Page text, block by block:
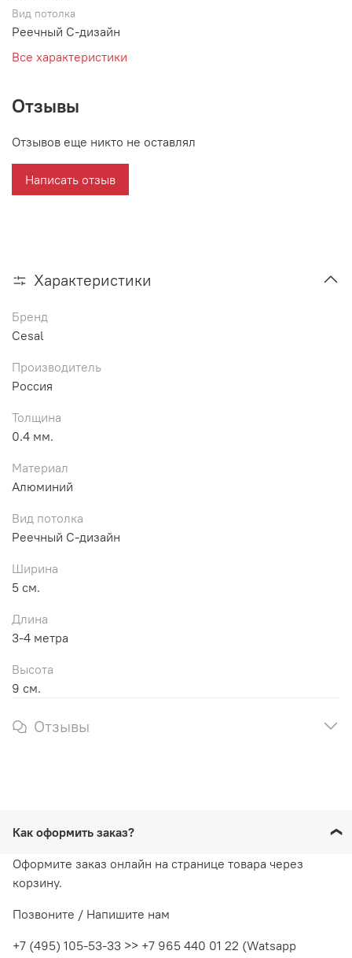
Вид потолка
Реечный С-дизайн
Все характеристики
Отзывы
Отзывов еще никто не оставлял
Написать отзыв
Характеристики
Бренд
Cesal
Производитель
Россия
Толщина
0.4 мм.
Материал
Алюминий
Вид потолка
Реечный С-дизайн
Ширина
5 см.
Длина
3-4 метра
Высота
9 см.
Отзывы
Как оформить заказ?
Оформите заказ онлайн на странице товара через
корзину.
Позвоните / Напишите нам
+7 (495) 105-53-33 >> +7 965 440 01 22 (Watsapp